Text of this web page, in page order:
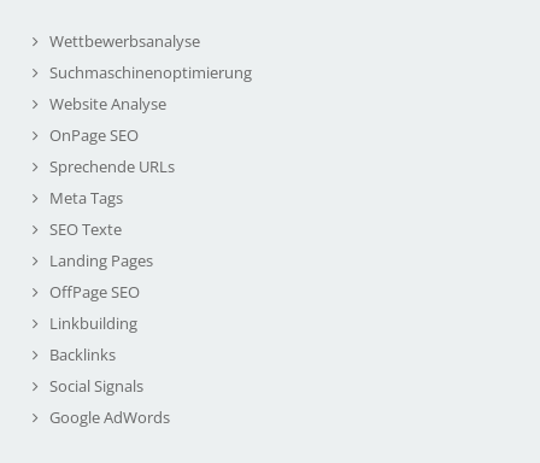
Wettbewerbsanalyse
Suchmaschinenoptimierung
Website Analyse
OnPage SEO
Sprechende URLs
Meta Tags
SEO Texte
Landing Pages
OffPage SEO
Linkbuilding
Backlinks
Social Signals
Google AdWords